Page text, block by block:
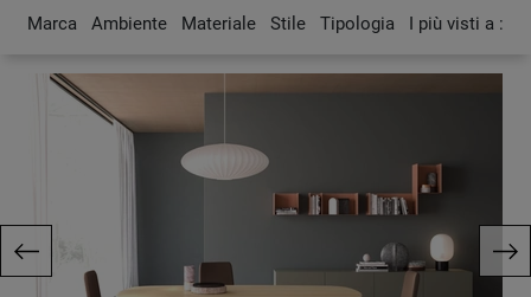
Marca Ambiente Materiale Stile Tipologia I più visti a :